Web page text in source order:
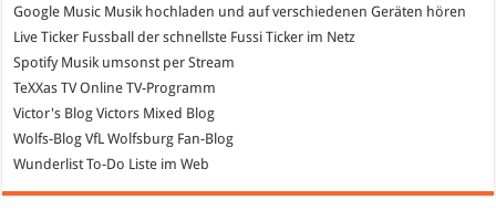
Google Music Musik hochladen und auf verschiedenen Geräten hören
Live Ticker Fussball
der schnellste Fussi Ticker im Netz
SpotifyMusik umsonst per Stream
TeXXas TVOnline TV-Programm
Victor's Blog Victors Mixed Blog
Wolfs-Blog VfL Wolfsburg Fan-Blog
Wunderlist To-Do Liste im Web